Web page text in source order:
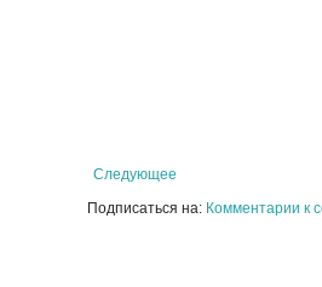
Следующее
Подписаться на: Комментарии к